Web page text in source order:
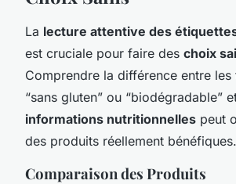
La lecture attentive des
est cruciale pour faire des choix
Comprendre la différence entre les
“sans gluten” ou “biodégradable”
informations nutritionnelles peut
des produits réellement bénéfiques.
Comparaison des Produits